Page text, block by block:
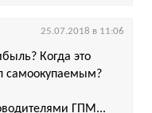
Когда это
самоокупаемым?
ГПМ...
25.07.2018 в 11:06